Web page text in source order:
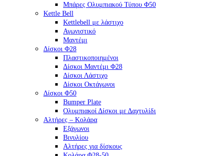
Μπάρες Ολυμπιακού Τύπου Φ50
Kettle Bell
Kettlebell με λάστιχο
Αγωνιστικό
Μαντέμι
Δίσκοι Φ28
Πλαστικοποιημένοι
Δίσκοι Μαντέμι Φ28
Δίσκοι Λάστιχο
Δίσκοι Οκτάγωνοι
Δίσκοι Φ50
Bumper Plate
Ολυμπιακοί Δίσκοι με Δαχτυλίδι
Αλτήρες – Κολάρα
Εξάγωνοι
Βινυλίου
Αλτήρες για δίσκους